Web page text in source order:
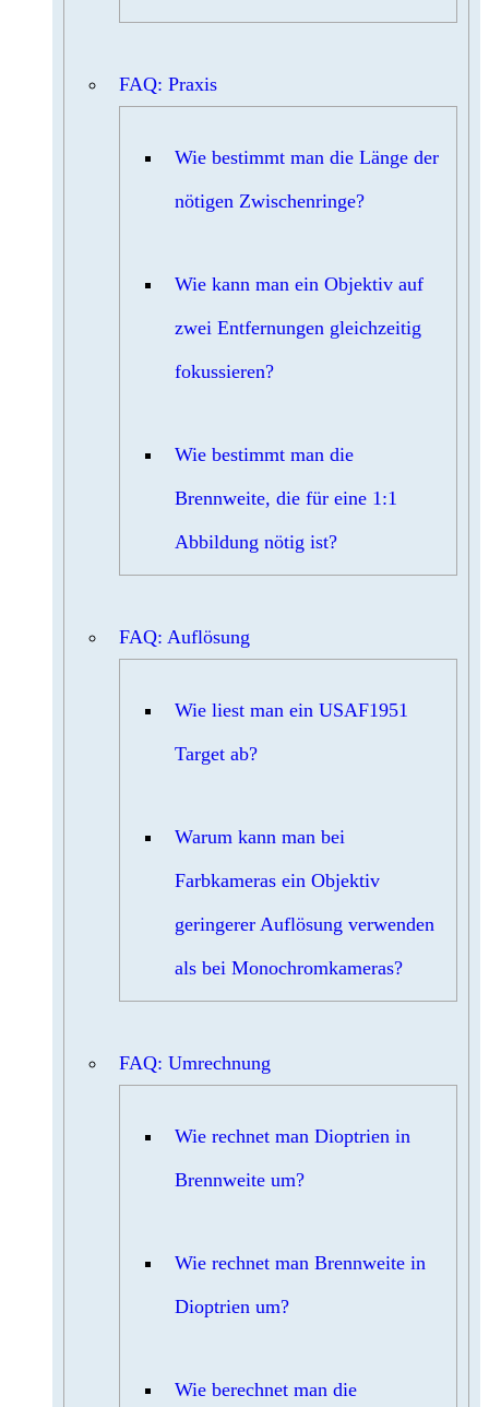
FAQ: Praxis
Wie bestimmt man die Länge der
nötigen Zwischenringe?
Wie kann man ein Objektiv auf
zwei Entfernungen gleichzeitig
fokussieren?
Wie bestimmt man die
Brennweite, die für eine 1:1
Abbildung nötig ist?
FAQ: Auflösung
Wie liest man ein USAF1951
Target ab?
Warum kann man bei
Farbkameras ein Objektiv
geringerer Auflösung verwenden
als bei Monochromkameras?
FAQ: Umrechnung
Wie rechnet man Dioptrien in
Brennweite um?
Wie rechnet man Brennweite in
Dioptrien um?
Wie berechnet man die